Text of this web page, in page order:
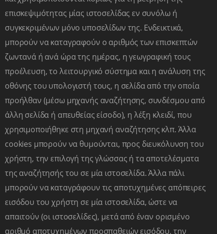
Επικοινωνία
ΕΠΙΚΟΙΝΩΝΙΑ
Ξένες Γλώσσες
ΑΓΓΛΙΚΑ
ΓΑΛΛΙΚΑ
ΓΕΡΜΑΝΙΚΑ
ΙΤΑΛΙΚΑ
ΙΣΠΑΝΙΚΑ
Δεξιότητες
επισκεψιμότητας μίας ιστοσελίδας εν συνόλω ή
συγκεκριμένων μόνο υποσελίδων της. Ενδεικτικά,
μπορούν να καταγραφούν ο αριθμός των επισκεπτών
ζωντανά ή ανά ώρα της ημέρας, η γεωγραφική τους
προέλευση, το λειτουργικό σύστημα και η ανάλυση της
οθόνης του υπολογιστή τους, η σελίδα από την οποία
προήλθαν (μέσω μηχανής αναζήτησης, συνδέσμου από
άλλη σελίδα ή απευθείας είσοδο), η λέξη κλειδί, που
χρησιμοποιήθηκε στη μηχανή αναζήτησης κλπ. Άλλα
cookies μπορούν να θυμούνται, προς διευκόλυνση του
χρήστη, την επιλογή της γλώσσας ή τα αποτελέσματα
της αναζήτησής του σε μία ιστοσελίδα. Άλλα πάλι
μπορούν να καταγράφουν τις αποτυχημένες απόπειρες
εισόδου του χρήστη σε μία ιστοσελίδα, ώστε να
απαιτούν (οι ιστοσελίδες), μετά από έναν ορισμένο
αριθμό αποτυχημένων προσπαθειών εισόδου, την